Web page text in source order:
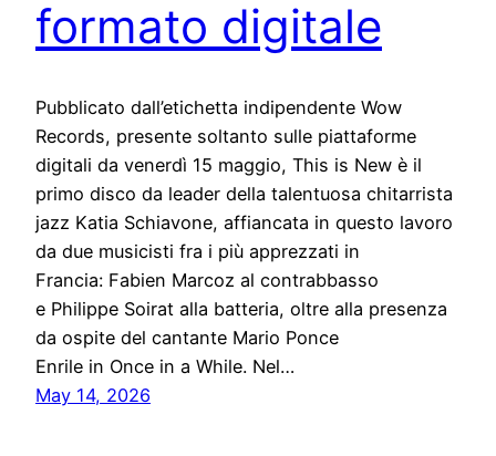
formato digitale
Pubblicato dall’etichetta indipendente Wow
Records, presente soltanto sulle piattaforme
digitali da venerdì 15 maggio, This is New è il
primo disco da leader della talentuosa chitarrista
jazz Katia Schiavone, affiancata in questo lavoro
da due musicisti fra i più apprezzati in
Francia: Fabien Marcoz al contrabbasso
e Philippe Soirat alla batteria, oltre alla presenza
da ospite del cantante Mario Ponce
Enrile in Once in a While. Nel…
May 14, 2026